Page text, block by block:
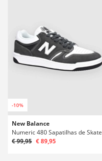
-10%
New Balance
Numeric 480 Sapatilhas de Skate
€ 99,95 € 89,95